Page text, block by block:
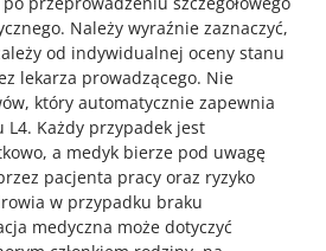
Należy wyraźnie zaznaczyć,
od indywidualnej oceny stanu
lekarza prowadzącego. Nie
który automatycznie zapewnia
Każdy przypadek jest
a medyk bierze pod uwagę
pacjenta pracy oraz ryzyko
w przypadku braku
medyczna może dotyczyć